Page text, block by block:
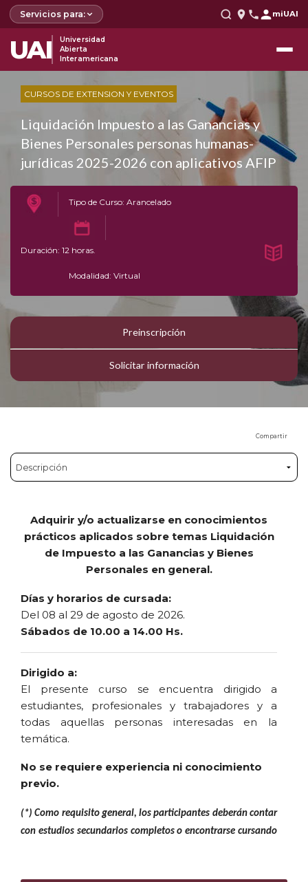
Servicios para: miUAI
UAI
Universidad
Abierta
Interamericana
CURSOS DE EXTENSION Y EVENTOS
Liquidación Impuesto a las Ganancias y
Bienes Personales personas humanas-
jurídicas 2025-2026 con aplicativos AFIP
Tipo de Curso: Arancelado
Duración: 12 horas.
Modalidad: Virtual
Preinscripción
Solicitar información
Compartir
Adquirir y/o actualizarse en conocimientos
prácticos aplicados sobre temas Liquidación
de Impuesto a las Ganancias y Bienes
Personales en general.
Días y horarios de cursada:
Del 08 al 29 de agosto de 2026.
Sábados de 10.00 a 14.00 Hs.
Dirigido a:
El presente curso se encuentra dirigido a
estudiantes, profesionales y trabajadores y a
todas aquellas personas interesadas en la
temática.
No se requiere experiencia ni conocimiento
previo.
(*) Como requisito general, los participantes deberán contar
con estudios secundarios completos o encontrarse cursando